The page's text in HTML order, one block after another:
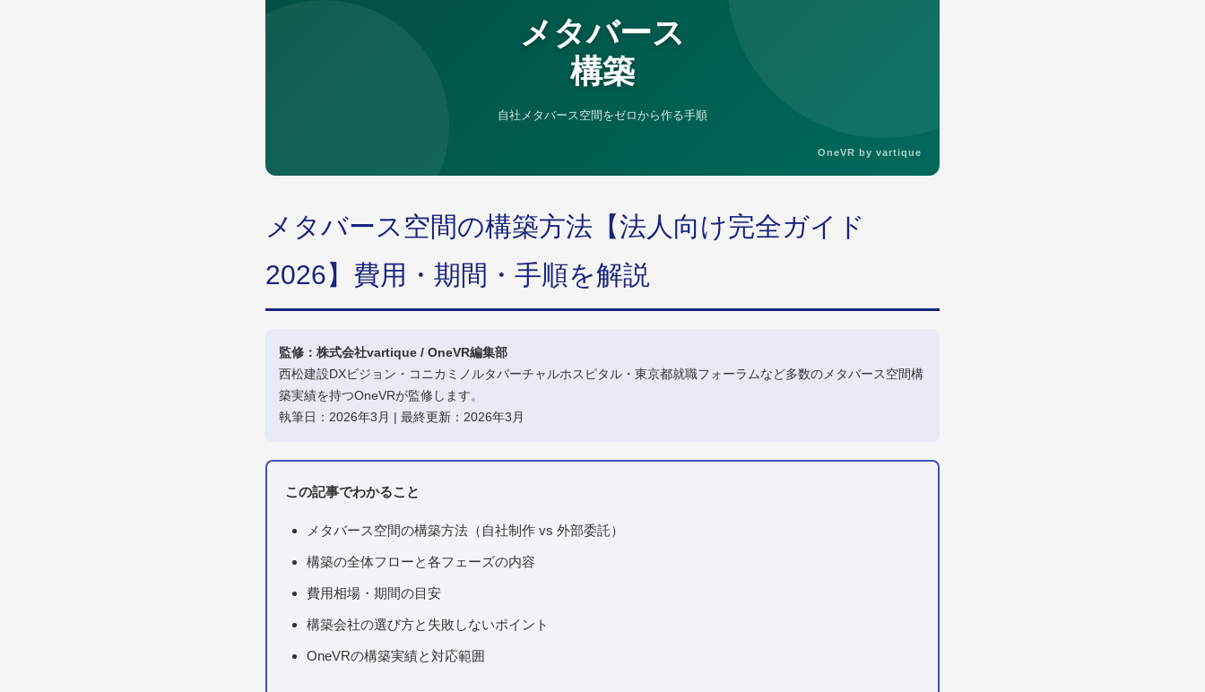
メタバース
構築
自社メタバース空間をゼロから作る手順
OneVR by vartique
メタバース空間の構築方法【法人向け完全ガイド
2026】費用・期間・手順を解説
監修：株式会社vartique / OneVR編集部
西松建設DXビジョン・コニカミノルタバーチャルホスピタル・東京都就職フォーラムなど多数のメタバース空間構
築実績を持つOneVRが監修します。
執筆日：2026年3月 | 最終更新：2026年3月
この記事でわかること
メタバース空間の構築方法（自社制作 vs 外部委託）
構築の全体フローと各フェーズの内容
費用相場・期間の目安
構築会社の選び方と失敗しないポイント
OneVRの構築実績と対応範囲